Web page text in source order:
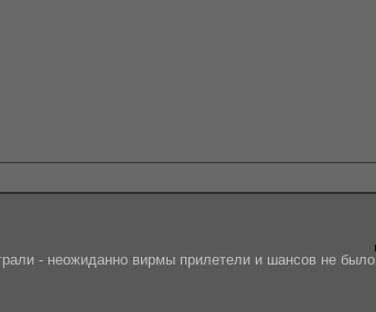
- неожиданно вирмы прилетели и шансов не было